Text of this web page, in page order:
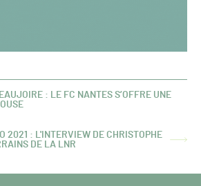
: LE FC NANTES S’OFFRE UNE
2021 : L'INTERVIEW DE CHRISTOPHE
DE LA LNR